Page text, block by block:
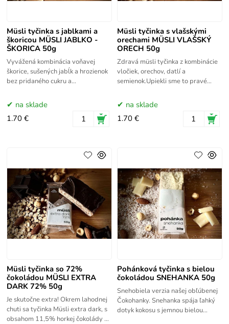
Müsli tyčinka s jablkami a
škoricou MÜSLI JABLKO -
ŠKORICA 50g
Vyvážená kombinácia voňavej
škorice, sušených jabĺk a hrozienok
bez pridaného cukru a
chutí poteší najmä klasikov!
na sklade
1.70 €
Müsli tyčinka s vlašskými
orechami MÜSLI VLAŠSKÝ
ORECH 50g
Zdravá müsli tyčinka z kombinácie
vločiek, orechov, datlí a
semienok.Upiekli sme to pravé
orechová bomba s 15% vlašských
orechov
na sklade
1.70 €
Müsli tyčinka so 72%
čokoládou MÜSLI EXTRA
DARK 72% 50g
Je skutočne extra! Okrem lahodnej
chuti sa tyčinka Müsli extra dark, s
obsahom 11,5% horkej čokolády a
Pohánková tyčinka s bielou
čokoládou SNEHANKA 50g
Snehobiela verzia našej obľúbenej
Čokohanky. Snehanka spája ľahký
dotyk kokosu s jemnou bielou